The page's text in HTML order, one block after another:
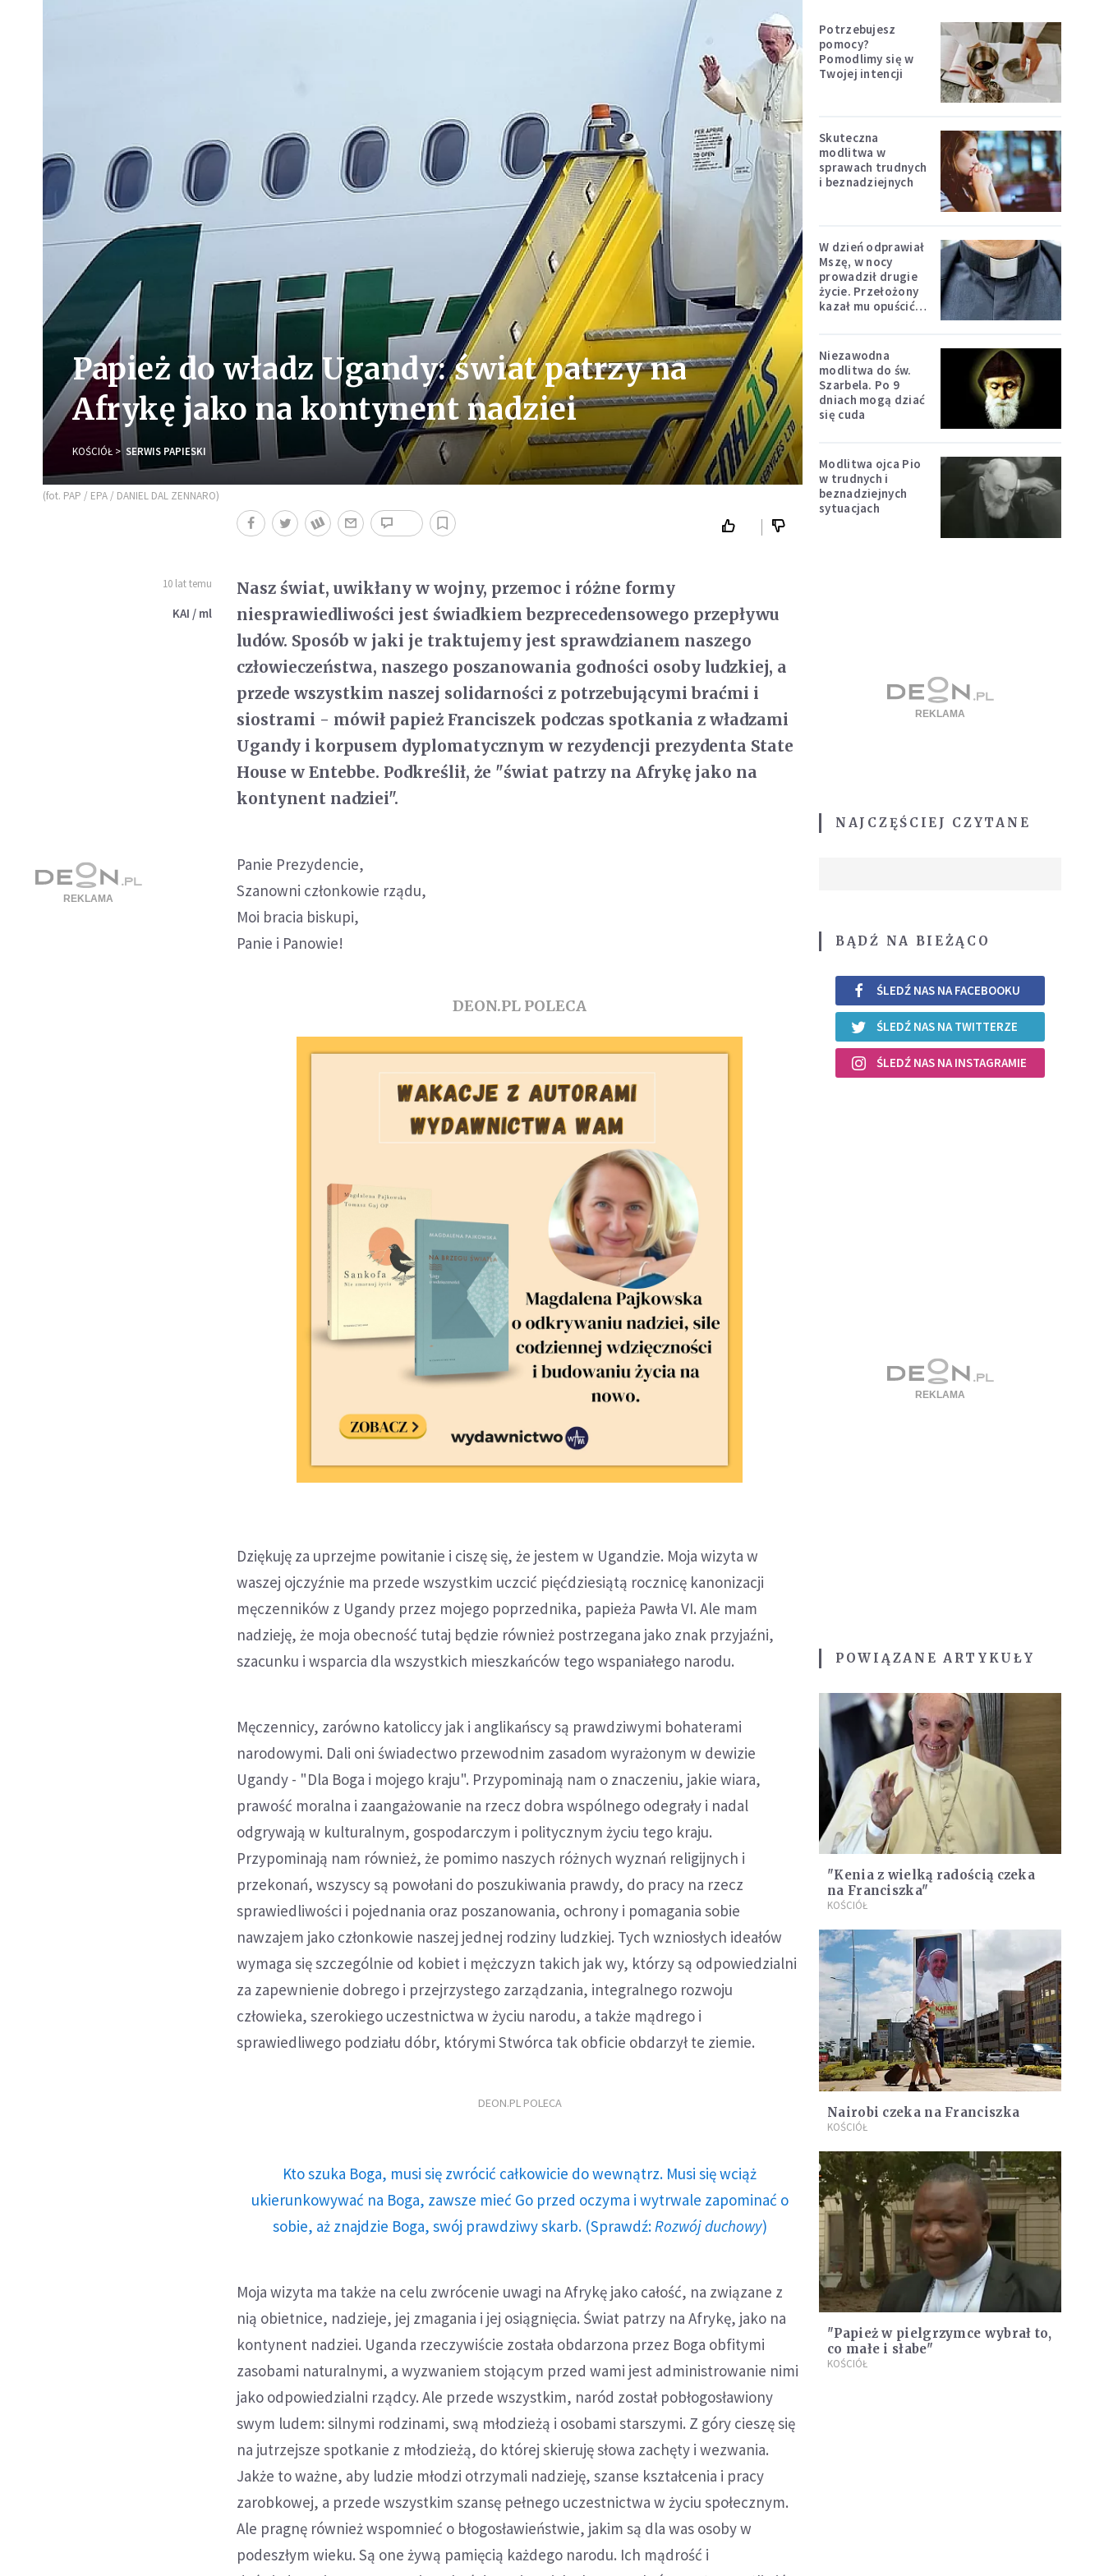
Papież do władz Ugandy: świat patrzy na
Afrykę jako na kontynent nadziei
KOŚCIÓŁ SERWIS PAPIESKI
(fot. PAP / EPA / DANIEL DAL ZENNARO)
10 lat temu
KAI / ml
Nasz świat, uwikłany w wojny, przemoc i różne formy
niesprawiedliwości jest świadkiem bezprecedensowego przepływu
ludów. Sposób w jaki je traktujemy jest sprawdzianem naszego
człowieczeństwa, naszego poszanowania godności osoby ludzkiej, a
przede wszystkim naszej solidarności z potrzebującymi braćmi i
siostrami - mówił papież Franciszek podczas spotkania z władzami
Ugandy i korpusem dyplomatycznym w rezydencji prezydenta State
House w Entebbe. Podkreślił, że "świat patrzy na Afrykę jako na
kontynent nadziei".
Panie Prezydencie,
Szanowni członkowie rządu,
Moi bracia biskupi,
Panie i Panowie!
DEON.PL POLECA
Dziękuję za uprzejme powitanie i ciszę się, że jestem w Ugandzie. Moja wizyta w
waszej ojczyźnie ma przede wszystkim uczcić pięćdziesiątą rocznicę kanonizacji
męczenników z Ugandy przez mojego poprzednika, papieża Pawła VI. Ale mam
nadzieję, że moja obecność tutaj będzie również postrzegana jako znak przyjaźni,
szacunku i wsparcia dla wszystkich mieszkańców tego wspaniałego narodu.
Męczennicy, zarówno katoliccy jak i anglikańscy są prawdziwymi bohaterami
narodowymi. Dali oni świadectwo przewodnim zasadom wyrażonym w dewizie
Ugandy - "Dla Boga i mojego kraju". Przypominają nam o znaczeniu, jakie wiara,
prawość moralna i zaangażowanie na rzecz dobra wspólnego odegrały i nadal
odgrywają w kulturalnym, gospodarczym i politycznym życiu tego kraju.
Przypominają nam również, że pomimo naszych różnych wyznań religijnych i
przekonań, wszyscy są powołani do poszukiwania prawdy, do pracy na rzecz
sprawiedliwości i pojednania oraz poszanowania, ochrony i pomagania sobie
nawzajem jako członkowie naszej jednej rodziny ludzkiej. Tych wzniosłych ideałów
wymaga się szczególnie od kobiet i mężczyzn takich jak wy, którzy są odpowiedzialni
za zapewnienie dobrego i przejrzystego zarządzania, integralnego rozwoju
człowieka, szerokiego uczestnictwa w życiu narodu, a także mądrego i
sprawiedliwego podziału dóbr, którymi Stwórca tak obficie obdarzył te ziemie.
DEON.PL POLECA
Kto szuka Boga, musi się zwrócić całkowicie do wewnątrz. Musi się wciąż
ukierunkowywać na Boga, zawsze mieć Go przed oczyma i wytrwale zapominać o
sobie, aż znajdzie Boga, swój prawdziwy skarb. (Sprawdź: Rozwój duchowy)
Moja wizyta ma także na celu zwrócenie uwagi na Afrykę jako całość, na związane z
nią obietnice, nadzieje, jej zmagania i jej osiągnięcia. Świat patrzy na Afrykę, jako na
kontynent nadziei. Uganda rzeczywiście została obdarzona przez Boga obfitymi
zasobami naturalnymi, a wyzwaniem stojącym przed wami jest administrowanie nimi
jako odpowiedzialni rządcy. Ale przede wszystkim, naród został pobłogosławiony
swym ludem: silnymi rodzinami, swą młodzieżą i osobami starszymi. Z góry cieszę się
na jutrzejsze spotkanie z młodzieżą, do której skieruję słowa zachęty i wezwania.
Jakże to ważne, aby ludzie młodzi otrzymali nadzieję, szanse kształcenia i pracy
zarobkowej, a przede wszystkim szansę pełnego uczestnictwa w życiu społecznym.
Ale pragnę również wspomnieć o błogosławieństwie, jakim są dla was osoby w
podeszłym wieku. Są one żywą pamięcią każdego narodu. Ich mądrość i
Potrzebujesz
pomocy?
Pomodlimy się w
Twojej intencji
Skuteczna
modlitwa w
sprawach trudnych
i beznadziejnych
W dzień odprawiał
Mszę, w nocy
prowadził drugie
życie. Przełożony
kazał mu opuścić
Niezawodna
modlitwa do św.
Szarbela. Po 9
dniach mogą dziać
się cuda
Modlitwa ojca Pio
w trudnych i
beznadziejnych
sytuacjach
NAJCZĘŚCIEJ CZYTANE
BĄDŹ NA BIEŻĄCO
ŚLEDŹ NAS NA FACEBOOKU
ŚLEDŹ NAS NA TWITTERZE
ŚLEDŹ NAS NA INSTAGRAMIE
POWIĄZANE ARTYKUŁY
"Kenia z wielką radością czeka
na Franciszka"
KOŚCIÓŁ
Nairobi czeka na Franciszka
KOŚCIÓŁ
"Papież w pielgrzymce wybrał to,
co małe i słabe"
KOŚCIÓŁ